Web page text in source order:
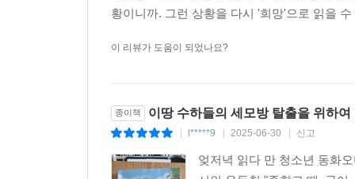
황이니까. 그런 상황을 다시 '희망'으로 읽을
이 리뷰가 도움이 되었나요?
종이책 이땅 수하들의 세모방 탈출을 위하여
l*****9 2025-06-30 신고
엊저녁 읽다 만 청소년 동화